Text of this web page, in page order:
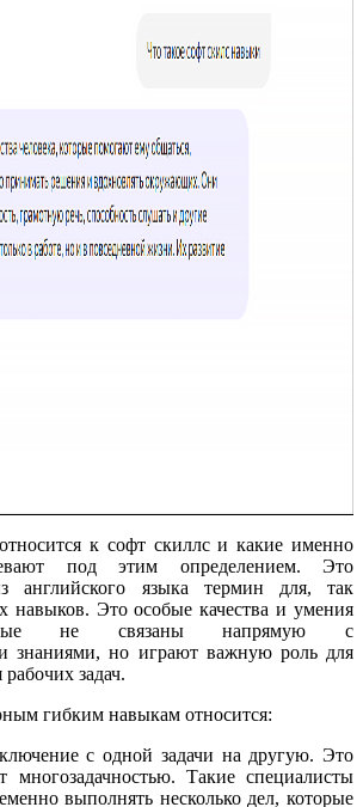
к софт скиллс и какие именно
под этим определением. Это
английского языка термин для, так
навыков. Это особые качества и умения
не связаны напрямую с
знаниями, но играют важную роль для
задач.
гибким навыкам относится:
с одной задачи на другую. Это
многозадачностью. Такие специалисты
выполнять несколько дел, которые